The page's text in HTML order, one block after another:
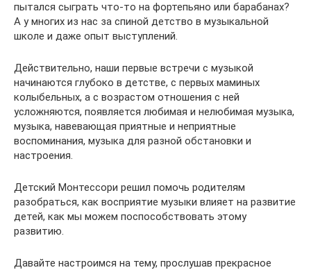
пытался сыграть что-то на фортепьяно или барабанах?
А у многих из нас за спиной детство в музыкальной
школе и даже опыт выступлений.
Действительно, наши первые встречи с музыкой
начинаются глубоко в детстве, с первых маминых
колыбельных, а с возрастом отношения с ней
усложняются, появляется любимая и нелюбимая музыка,
музыка, навевающая приятные и неприятные
воспоминания, музыка для разной обстановки и
настроения.
Детский Монтессори решил помочь родителям
разобраться, как восприятие музыки влияет на развитие
детей, как мы можем поспособствовать этому
развитию.
Давайте настроимся на тему, прослушав прекрасное